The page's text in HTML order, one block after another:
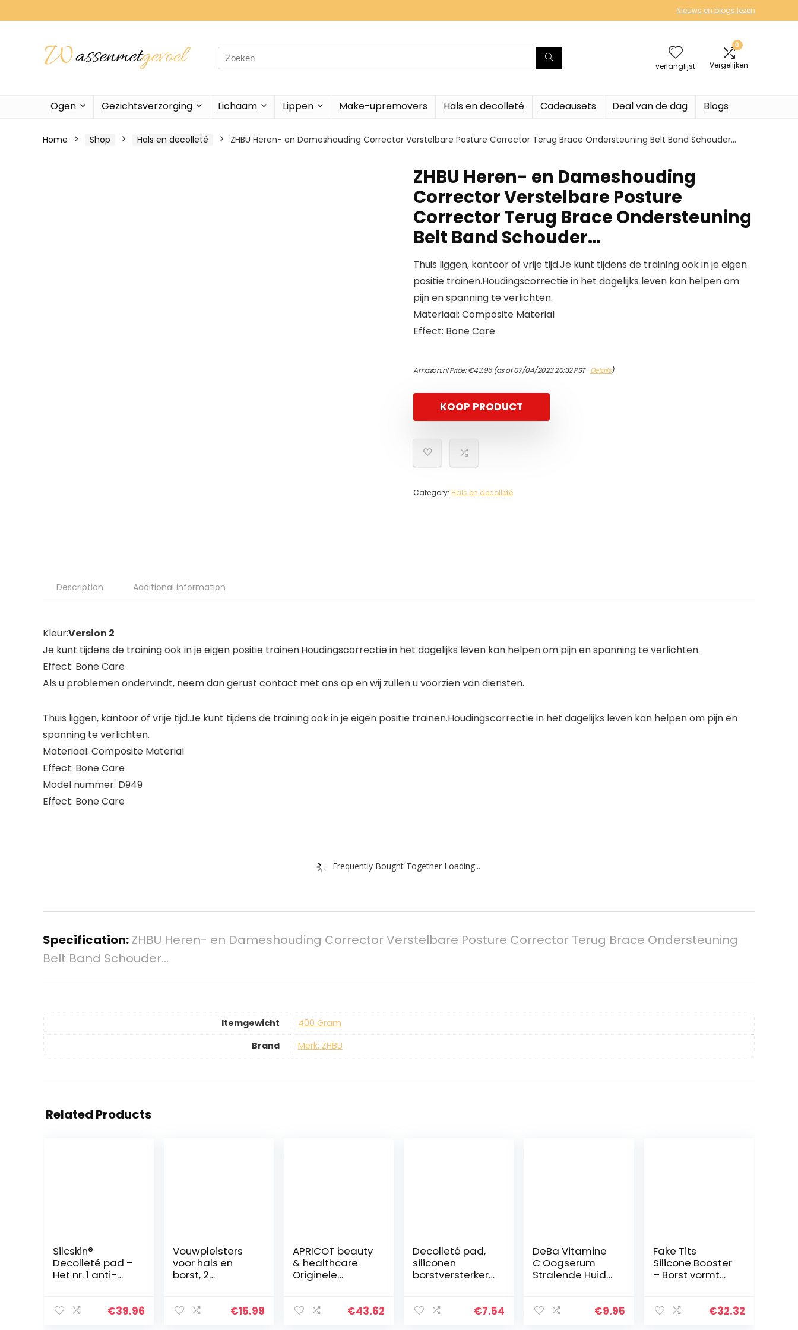
Nieuws en blogs lezen
Search
for:
verlanglijst
0
Vergelijken
Ogen Gezichtsverzorging Lichaam Lippen Make-upremovers Hals en decolleté Cadeausets Deal van de dag Blogs
Home Shop Hals en decolleté ZHBU Heren- en Dameshouding Corrector Verstelbare Posture Corrector Terug Brace Ondersteuning Belt Band Schouder…
ZHBU Heren- en Dameshouding
Corrector Verstelbare Posture
Corrector Terug Brace Ondersteuning
Belt Band Schouder…
Thuis liggen, kantoor of vrije tijd.Je kunt tijdens de training ook in je eigen
positie trainen.Houdingscorrectie in het dagelijks leven kan helpen om
pijn en spanning te verlichten.
Materiaal: Composite Material
Effect: Bone Care
Amazon.nl Price:€43.96(as of 07/04/2023 20:32 PST-Details)
KOOP PRODUCT
Category: Hals en decolleté
Description Additional information
Kleur:Version 2
Je kunt tijdens de training ook in je eigen positie trainen.Houdingscorrectie in het dagelijks leven kan helpen om pijn en spanning te verlichten.
Effect: Bone Care
Als u problemen ondervindt, neem dan gerust contact met ons op en wij zullen u voorzien van diensten.
Thuis liggen, kantoor of vrije tijd.Je kunt tijdens de training ook in je eigen positie trainen.Houdingscorrectie in het dagelijks leven kan helpen om pijn en
spanning te verlichten.
Materiaal: Composite Material
Effect: Bone Care
Model nummer: D949
Effect: Bone Care
Frequently Bought Together Loading...
Specification:ZHBU Heren- en Dameshouding Corrector Verstelbare Posture Corrector Terug Brace Ondersteuning
Belt Band Schouder…
Itemgewicht
‎400 Gram
Brand
Merk: ZHBU
Related Products
Silcskin®
Decolleté pad –
Het nr. 1 anti-
de VS –
€39.96
Vouwpleisters
voor hals en
borst, 2
siliconen
€15.99
APRICOT beauty
& healthcare
Originele
dédecolleté”
€43.62
Decolleté pad,
siliconen
borstversterker,
aging, breast,
€7.54
DeBa Vitamine
C Oogserum
Stralende Huid
hyaluronzuur en
€9.95
Fake Tits
Silicone Booster
– Borst vormt
Crossdresser
€32.32